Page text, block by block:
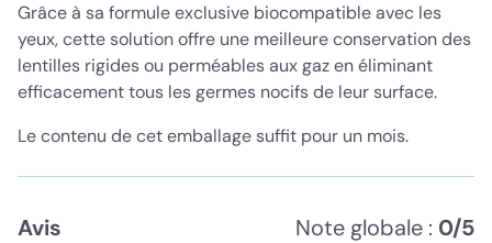
Grâce à sa formule exclusive biocompatible avec les
yeux, cette solution offre une meilleure conservation des
lentilles rigides ou perméables aux gaz en éliminant
efficacement tous les germes nocifs de leur surface.
Le contenu de cet emballage suffit pour un mois.
Avis Note globale : 0/5